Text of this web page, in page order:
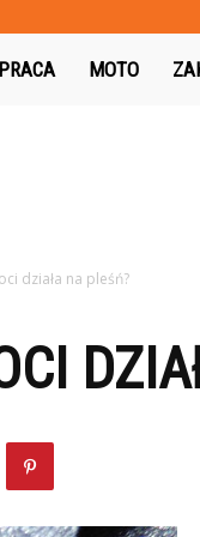
PRACA MOTO
działa na pleśń?